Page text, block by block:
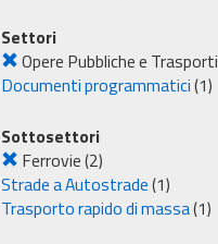
Settori
Opere Pubbliche e Trasporti
Documenti programmatici(1)
Sottosettori
Ferrovie(2)
Strade a Autostrade(1)
Trasporto rapido di massa(1)